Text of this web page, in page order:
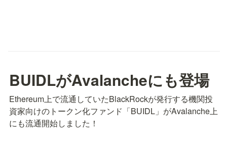
BUIDLがAvalancheにも登場
Ethereum上で流通していたBlackRockが発行する機関投
資家向けのトークン化ファンド「BUIDL」がAvalanche上
にも流通開始しました！